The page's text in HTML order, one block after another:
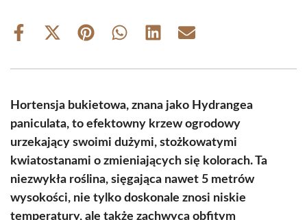
Share
Share
(Twitter)
Share Share Share Share
Hortensja bukietowa, znana jako Hydrangea
paniculata, to efektowny krzew ogrodowy
urzekający swoimi dużymi, stożkowatymi
kwiatostanami o zmieniających się kolorach. Ta
niezwykła roślina, sięgająca nawet 5 metrów
wysokości, nie tylko doskonale znosi niskie
temperatury, ale także zachwyca obfitym